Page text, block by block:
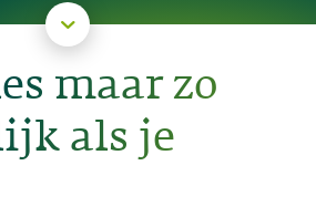
maar zo
als je